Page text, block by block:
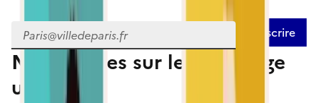
Email
S'inscrire
Nos articles sur le chauffage
urbain